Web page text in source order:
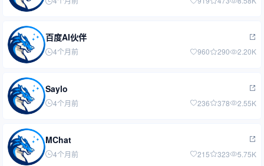
百度AI伙伴
4个月前 960 290 2.20K
Saylo
4个月前 236 378 2.55K
MChat
4个月前 215 323 5.75K